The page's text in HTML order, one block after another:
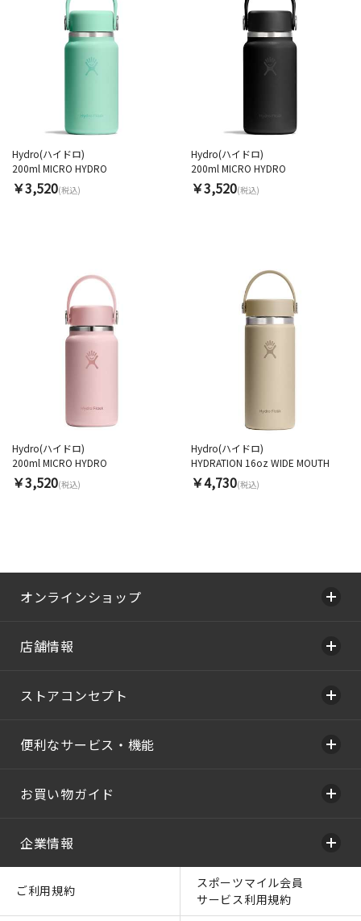
Hydro(ハイドロ)
200ml MICRO HYDRO
￥3,520(税込)
Hydro(ハイドロ)
200ml MICRO HYDRO
￥3,520(税込)
Hydro(ハイドロ)
200ml MICRO HYDRO
￥3,520(税込)
Hydro(ハイドロ)
HYDRATION 16oz WIDE MOUTH
￥4,730(税込)
オンラインショップ
店舗情報
ストアコンセプト
便利なサービス・機能
お買い物ガイド
企業情報
ご利用規約
スポーツマイル会員
サービス利用規約